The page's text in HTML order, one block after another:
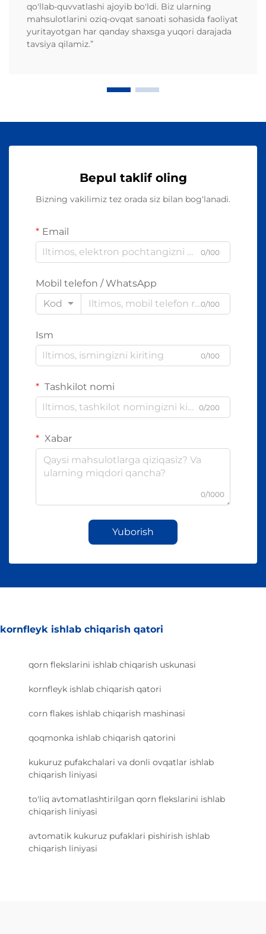
qo'llab-quvvatlashi ajoyib bo'ldi. Biz ularning
mahsulotlarini oziq-ovqat sanoati sohasida faoliyat
yuritayotgan har qanday shaxsga yuqori darajada
tavsiya qilamiz.”
Bepul taklif oling
Bizning vakilimiz tez orada siz bilan bog‘lanadi.
Email
0/100
Mobil telefon / WhatsApp
Kod
0/100
Ism
0/100
Tashkilot nomi
0/200
Xabar
0/1000
Yuborish
kornfleyk ishlab chiqarish qatori
qorn flekslarini ishlab chiqarish uskunasi
kornfleyk ishlab chiqarish qatori
corn flakes ishlab chiqarish mashinasi
qoqmonka ishlab chiqarish qatorini
kukuruz pufakchalari va donli ovqatlar ishlab
chiqarish liniyasi
to'liq avtomatlashtirilgan qorn flekslarini ishlab
chiqarish liniyasi
avtomatik kukuruz pufaklari pishirish ishlab
chiqarish liniyasi